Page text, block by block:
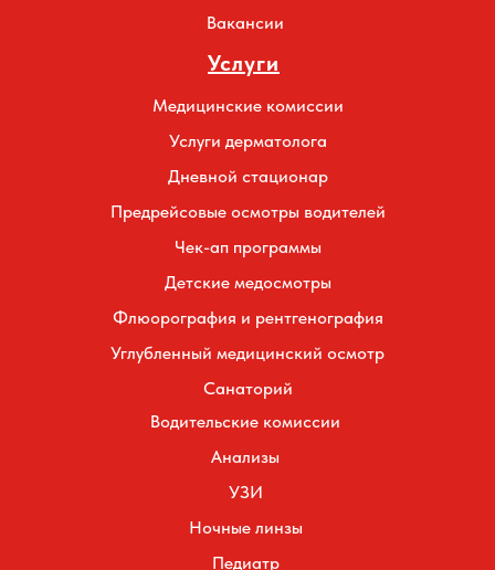
Вакансии
Услуги
Медицинские комиссии
Услуги дерматолога
Дневной стационар
Предрейсовые осмотры водителей
Чек-ап программы
Детские медосмотры
Флюорография и рентгенография
Углубленный медицинский осмотр
Санаторий
Водительские комиссии
Анализы
УЗИ
Ночные линзы
Педиатр